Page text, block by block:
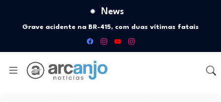
News
Itapetinga lança livro histórico de Florêncio Filho com
recursos da Política Nacional Aldir Blanc